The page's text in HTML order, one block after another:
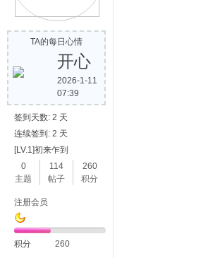
TA的每日心情
开心
2026-1-11
07:39
签到天数: 2 天
连续签到: 2 天
[LV.1]初来乍到
0
主题
114
帖子
260
积分
注册会员
积分 260